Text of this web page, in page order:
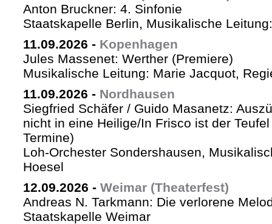
Anton Bruckner: 4. Sinfonie
Staatskapelle Berlin, Musikalische
11.09.2026 - Kopenhagen
Jules Massenet: Werther (Premiere)
Musikalische Leitung: Marie Jacquot,
11.09.2026 - Nordhausen
Siegfried Schäfer / Guido Masanetz:
nicht in eine Heilige/In Frisco ist der
Termine)
Loh-Orchester Sondershausen,
Hoesel
12.09.2026 - Weimar (Theaterfest)
Andreas N. Tarkmann: Die verlorene
Staatskapelle Weimar